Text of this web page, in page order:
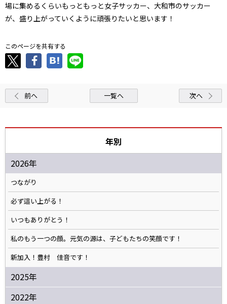
場に集めるくらいもっともっと女子サッカー、大和市のサッカー
が、盛り上がっていくように頑張りたいと思います！
このページを共有する
前へ 一覧へ 次へ
年別
2026年
つながり
必ず這い上がる！
いつもありがとう！
私のもう一つの顔。元気の源は、子どもたちの笑顔です！
新加入！豊村 佳音です！
2025年
2022年